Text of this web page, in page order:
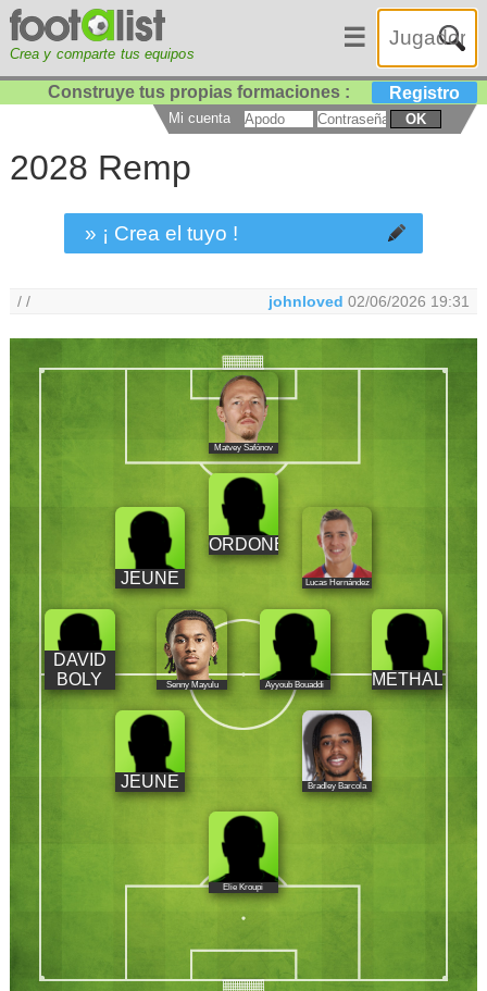
Crea y comparte tus equipos
☰
Construye tus propias formaciones : Registro
Mi cuenta OK
2028 Remp
» ¡ Crea el tuyo !
/ / johnloved 02/06/2026 19:31
Matvey Safónov
JEUNE
ORDONEZ
Lucas Hernández
DAVID
BOLY
Senny Mayulu Ayyoub Bouaddi METHALIE
JEUNE Bradley Barcola
Elie Kroupi